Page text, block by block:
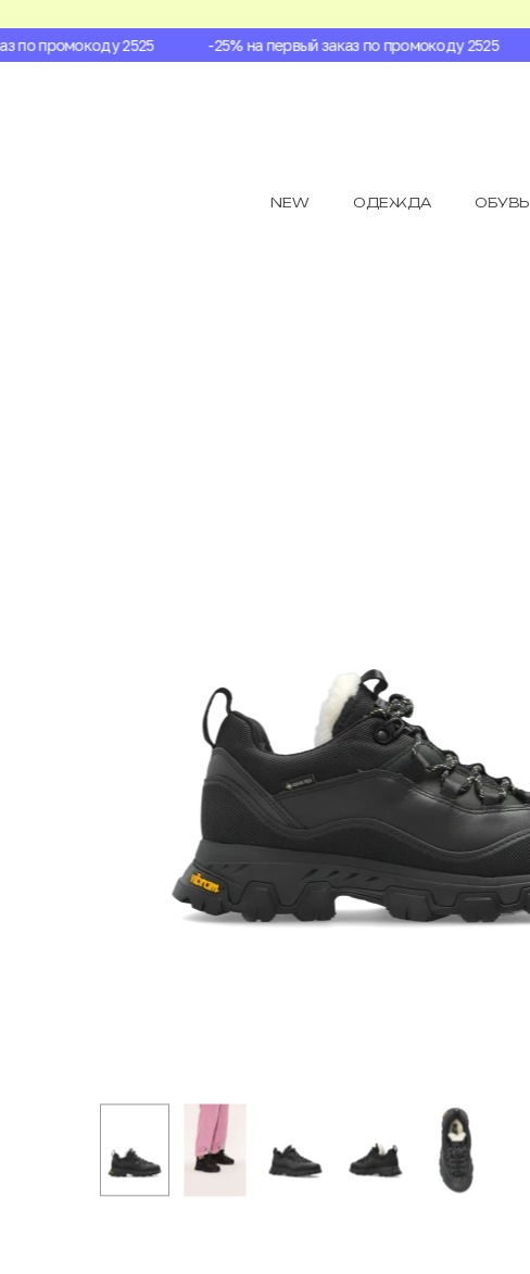
промокоду 2525 -25% на первый заказ по промокоду 2525
NEW ОДЕЖДА ОБУВЬ